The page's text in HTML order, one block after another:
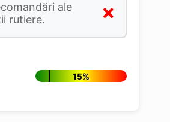
ale
rutiere.
15%